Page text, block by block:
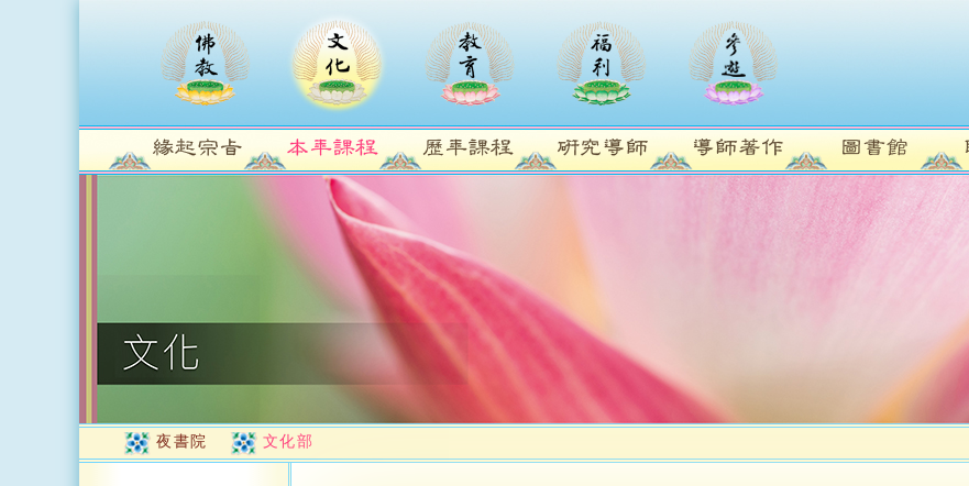
夜書院 文化部